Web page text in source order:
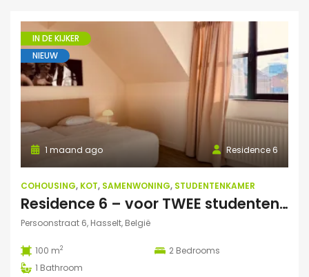
IN DE KIJKER
NIEUW
Residence 6
1 maand ago
COHOUSING, KOT, SAMENWONING, STUDENTENKAMER
Residence 6 – voor TWEE studenten: Exclusieve studentenduplex
Persoonstraat 6, Hasselt, België
100 m2 2 Bedrooms
1 Bathroom